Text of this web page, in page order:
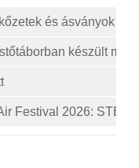
és ásványok
készült
Festival 2026: